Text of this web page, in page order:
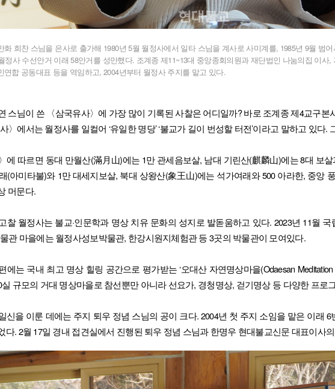
희찬 스님을 은사로 출가해 1980년 5월 월정사에서 일타 스님을 계사로 사미계를, 1985년 9월 범
정사 수선안거 이래 58안거를 성만했다. 조계종 제11~13대 중앙종회의원과 재단법인 나눔의집 이사
연합 공동대표 등을 역임하고, 2004년부터 월정사 주지를 맡고 있다.
스님이 쓴 〈삼국유사〉에 가장 많이 기록된 사찰은 어디일까? 바로 조계종 제4교구본
〉에서는 월정사를 일컬어 ‘유일한 명당’ ‘불교가 길이 번성할 터전’이라고 말하고 있다
에 따르면 동대 만월산(滿月山)에는 1만 관세음보살, 남대 기린산(麒麟山)에는 8대 보
(아미타불)와 1만 대세지보살, 북대 상왕산(象王山)에는 석가여래와 500 아라한, 중앙
머문다.
찰 월정사는 불교·인문학과 명상 치유 문화의 성지로 발돋움하고 있다. 2023년 11월
물관 마을에는 월정사성보박물관, 한강시원지체험관 등 3곳의 박물관이 모여있다.
에는 국내 최고 명상 힐링 공간으로 평가받는 ‘오대산 자연명상마을(Odaesan Meditation
규모의 거대 명상마을로 참선뿐만 아니라 선요가, 경청명상, 걷기명상 등 다양한 프로
신을 이룬 데에는 주지 퇴우 정념 스님의 공이 크다. 2004년 첫 주지 소임을 맡은 이래
다. 2월 17일 경내 접견실에서 진행된 퇴우 정념 스님과 한명우 현대불교신문 대표이사